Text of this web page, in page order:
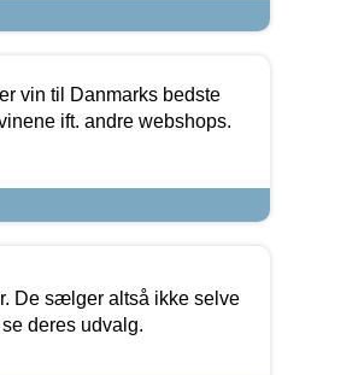
vin til Danmarks bedste
ift. andre webshops.
De sælger altså ikke selve
deres udvalg.